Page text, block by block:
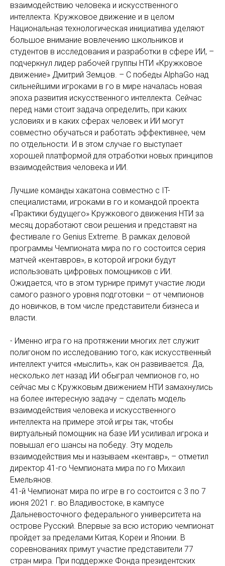
взаимодействию человека и искусственного
интеллекта. Кружковое движение и в целом
Национальная технологическая инициатива уделяют
большое внимание вовлечению школьников и
студентов в исследования и разработки в сфере ИИ, –
подчеркнул лидер рабочей группы НТИ «Кружковое
движение» Дмитрий Земцов. – С победы AlphaGo над
сильнейшими игроками в го в мире началась новая
эпоха развития искусственного интеллекта. Сейчас
перед нами стоит задача определить, при каких
условиях и в каких сферах человек и ИИ могут
совместно обучаться и работать эффективнее, чем
по отдельности. И в этом случае го выступает
хорошей платформой для отработки новых принципов
взаимодействия человека и ИИ.
Лучшие команды хакатона совместно с IT-
специалистами, игроками в го и командой проекта
«Практики будущего» Кружкового движения НТИ за
месяц доработают свои решения и представят на
фестивале го Genius Extreme. В рамках деловой
программы Чемпионата мира по го состоится серия
матчей «кентавров», в которой игроки будут
использовать цифровых помощников с ИИ.
Ожидается, что в этом турнире примут участие люди
самого разного уровня подготовки – от чемпионов
до новичков, в том числе представители бизнеса и
власти.
- Именно игра го на протяжении многих лет служит
полигоном по исследованию того, как искусственный
интеллект учится «мыслить», как он развивается. Да,
несколько лет назад ИИ обыграл чемпионов го, но
сейчас мы с Кружковым движением НТИ замахнулись
на более интересную задачу – сделать модель
взаимодействия человека и искусственного
интеллекта на примере этой игры так, чтобы
виртуальный помощник на базе ИИ усиливал игрока и
повышал его шансы на победу. Эту модель
взаимодействия мы и называем «кентавр», – отметил
директор 41-го Чемпионата мира по го Михаил
Емельянов.
41-й Чемпионат мира по игре в го состоится с 3 по 7
июня 2021 г. во Владивостоке, в кампусе
Дальневосточного федерального университета на
острове Русский. Впервые за всю историю чемпионат
пройдет за пределами Китая, Кореи и Японии. В
соревнованиях примут участие представители 77
стран мира. При поддержке Фонда президентских